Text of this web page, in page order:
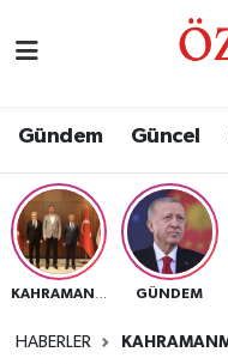
Gündem Güncel
GÜNDEM
HABERLER
Eğitim
Ekonomi
Güncel
Nöbetçi
Namaz Vakitleri
Trafik Durumu
Süper Lig Puan